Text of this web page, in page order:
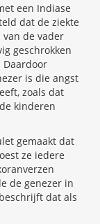
een Indiase
dat de ziekte
de vader
geschrokken
Daardoor
is die angst
zoals dat
kinderen
gemaakt dat
ze iedere
de genezer in
dat als